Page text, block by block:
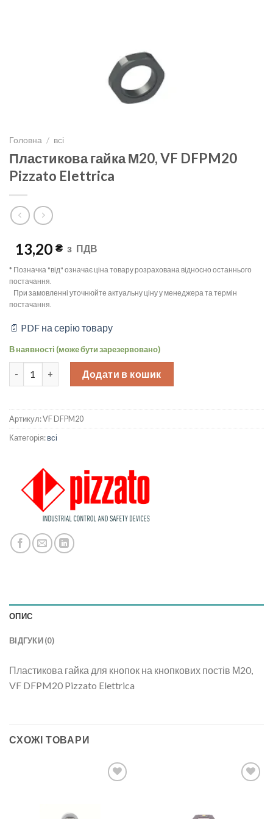
Головна / всі
Пластикова гайка М20, VF DFPM20
Pizzato Elettrica
13,20 ₴ з ПДВ
* Позначка "від" означає ціна товару розрахована відносно останнього
постачання.
При замовленні уточнюйте актуальну ціну у менеджера та термін
постачання.
📄 PDF на серію товару
В наявності (може бути зарезервовано)
Пластикова гайка М20, VF DFPM20 Pizzato Elettrica кількість
Додати в кошик
Артикул:VF DFPM20
Категорія:всі
ОПИС
ВІДГУКИ (0)
Пластикова гайка для кнопок на кнопкових постів М20,
VF DFPM20 Pizzato Elettrica
СХОЖІ ТОВАРИ